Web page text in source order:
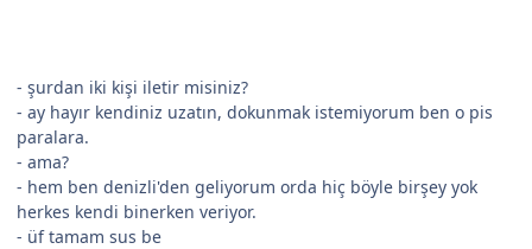
- şurdan iki kişi iletir misiniz?
- ay hayır kendiniz uzatın, dokunmak istemiyorum ben o pis
paralara.
- ama?
- hem ben denizli'den geliyorum orda hiç böyle birşey yok
herkes kendi binerken veriyor.
- üf tamam sus be